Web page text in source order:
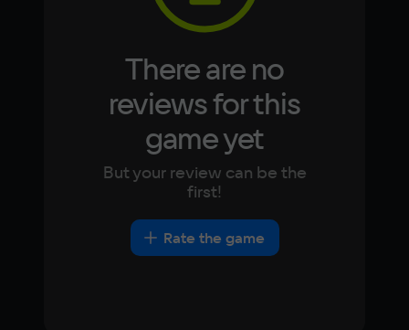
There are no
reviews for this
game yet
But your review can be the
first!
Rate the game